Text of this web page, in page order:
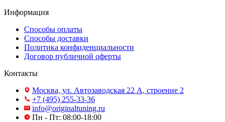
Информация
Способы оплаты
Способы доставки
Политика конфиденциальности
Договор публичной оферты
Контакты
Москва, ул. Автозаводская 22 А, строение 2
+7 (495) 255-33-36
info@originaltuning.ru
Пн - Пт: 08:00-18:00